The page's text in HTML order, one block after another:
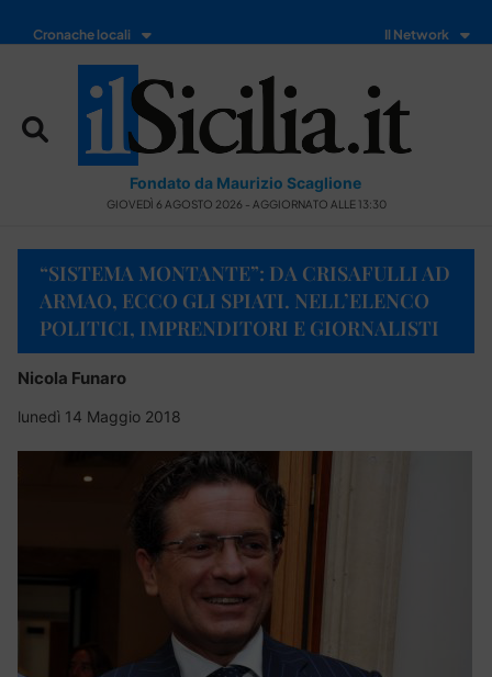
Cronache locali Il Network
Fondato da Maurizio Scaglione
GIOVEDÌ 6 AGOSTO 2026 - AGGIORNATO ALLE 13:30
“SISTEMA MONTANTE”: DA CRISAFULLI AD
ARMAO, ECCO GLI SPIATI. NELL’ELENCO
POLITICI, IMPRENDITORI E GIORNALISTI
Nicola Funaro
lunedì 14 Maggio 2018